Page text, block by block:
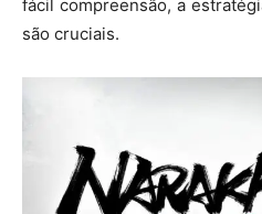
fácil compreensão, a
são cruciais.